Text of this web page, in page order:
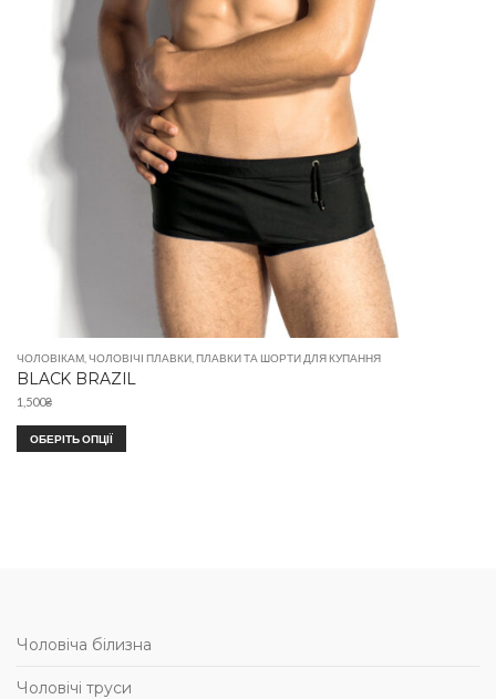
ЧОЛОВІКАМ ЧОЛОВІЧІ ПЛАВКИ ПЛАВКИ ТА ШОРТИ ДЛЯ КУПАННЯ
BLACK BRAZIL
1,500₴
ОБЕРІТЬ ОПЦІЇ
Чоловіча білизна
Чоловічі труси